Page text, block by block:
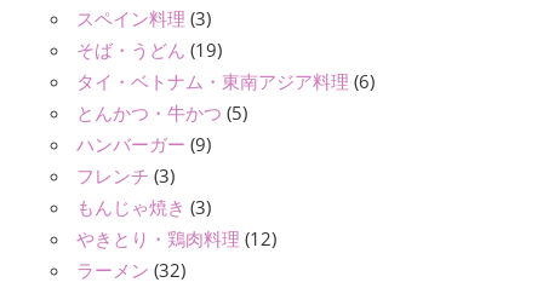
スペイン料理 (3)
そば・うどん (19)
タイ・ベトナム・東南アジア料理 (6)
とんかつ・牛かつ (5)
ハンバーガー (9)
フレンチ (3)
もんじゃ焼き (3)
やきとり・鶏肉料理 (12)
ラーメン (32)